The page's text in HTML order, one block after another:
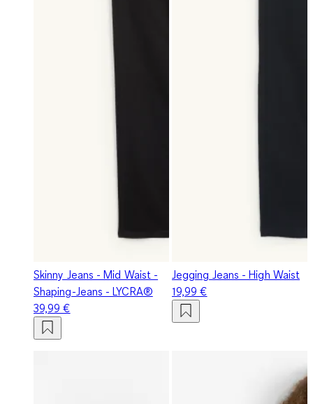
Skinny Jeans - Mid Waist -
Shaping-Jeans - LYCRA®
39,99 €
Jegging Jeans - High Waist
19,99 €